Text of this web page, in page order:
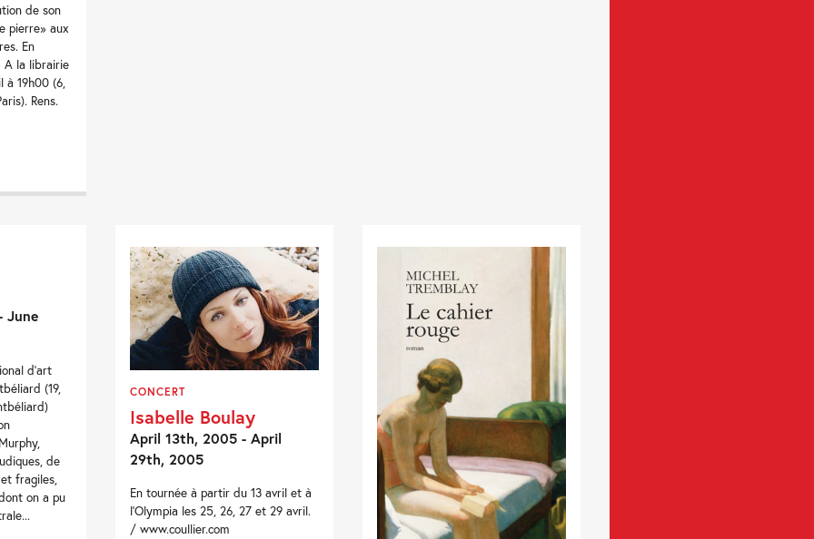
de son
pierre» aux
En
A la librairie
à 19h00 (6,
Rens.
June
d’art
(19,
de
fragiles,
on a pu
CONCERT
Isabelle Boulay
April 13th, 2005 - April
29th, 2005
En tournée à partir du 13 avril et à
l'Olympia les 25, 26, 27 et 29 avril.
/ www.coullier.com